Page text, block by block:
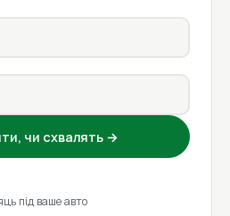
чи схвалять →
під ваше авто